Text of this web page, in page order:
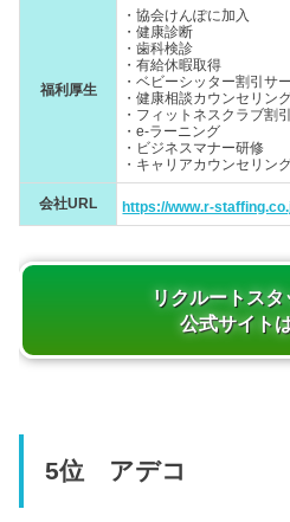
福利厚生
・協会けんぽに加入
・健康診断
・歯科検診
・有給休暇取得
・ベビーシッター割引サ
・健康相談カウンセリン
・フィットネスクラブ割引
・e-ラーニング
・ビジネスマナー研修
・キャリアカウンセリン
会社URL https://www.r-
リクルートス
公式サイト
5位 アデコ